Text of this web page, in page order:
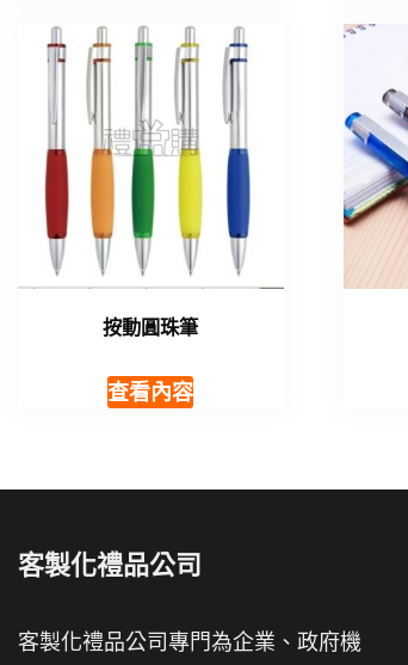
按動圓珠筆
查看內容
客製化禮品公司
客製化禮品公司專門為企業、政府機